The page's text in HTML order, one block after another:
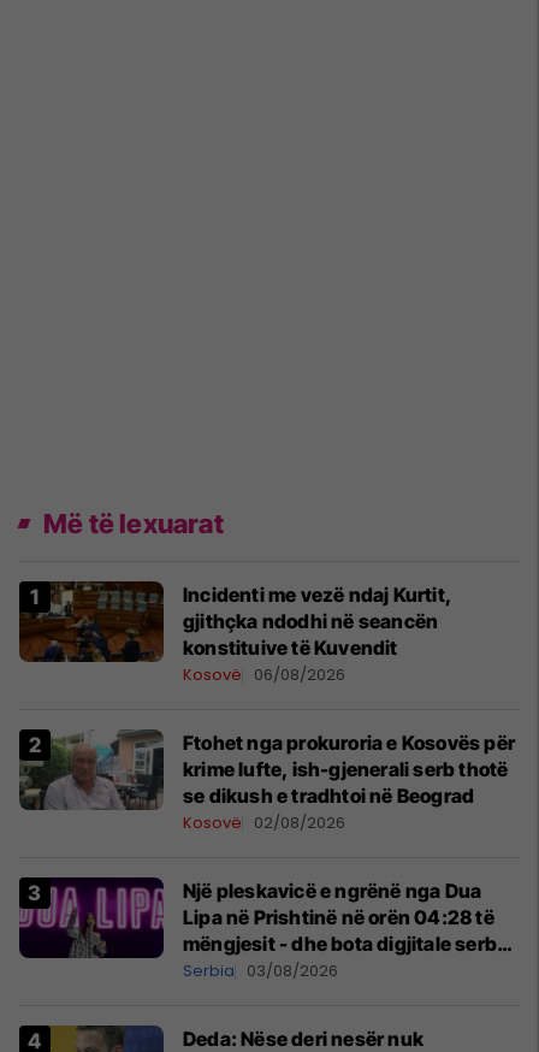
Më të lexuarat
Incidenti me vezë ndaj Kurtit,
gjithçka ndodhi në seancën
konstituive të Kuvendit
Kosovë 06/08/2026
Ftohet nga prokuroria e Kosovës për
krime lufte, ish-gjenerali serb thotë
se dikush e tradhtoi në Beograd
Kosovë 02/08/2026
Një pleskavicë e ngrënë nga Dua
Lipa në Prishtinë në orën 04:28 të
mëngjesit - dhe bota digjitale serbe
shpall gjendjen e luftës
Serbia 03/08/2026
Deda: Nëse deri nesër nuk